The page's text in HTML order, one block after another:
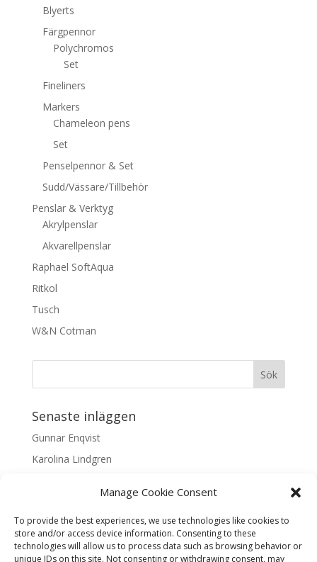
Manage Cookie Consent
To provide the best experiences, we use technologies like cookies to
store and/or access device information. Consenting to these
technologies will allow us to process data such as browsing behavior or
unique IDs on this site. Not consenting or withdrawing consent, may
Blyerts
Färgpennor
Polychromos
Set
Fineliners
Markers
Chameleon pens
Set
Penselpennor & Set
Sudd/Vässare/Tillbehör
Penslar & Verktyg
Akrylpenslar
Akvarellpenslar
Raphael SoftAqua
Ritkol
Tusch
W&N Cotman
Senaste inläggen
Gunnar Enqvist
Karolina Lindgren
Samaneh Shabani Åhrling
Textarkiv